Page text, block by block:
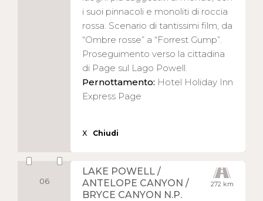
i suoi pinnacoli e monoliti di roccia
rossa. Scenario di tantissimi film, da
“Ombre rosse” a “Forrest Gump”.
Proseguimento verso la cittadina
di Page sul Lago Powell.
Pernottamento: Hotel Holiday Inn
Express Page
X Chiudi
06 272 km
LAKE POWELL /
ANTELOPE CANYON /
BRYCE CANYON N.P.